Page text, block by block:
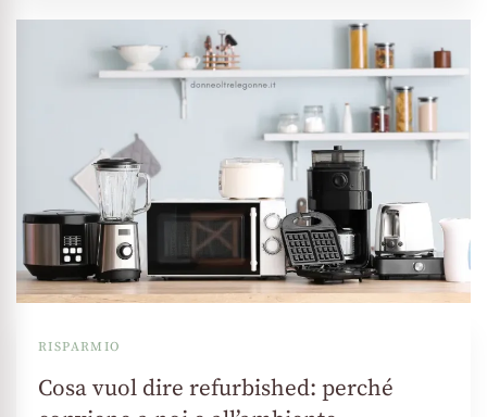
RISPARMIO
Cosa vuol dire refurbished: perché